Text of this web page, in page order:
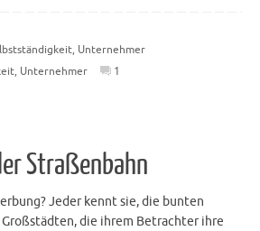
, Unternehmer
, Unternehmer 1
Straßenbahn
Jeder kennt sie, die bunten
die ihrem Betrachter ihre